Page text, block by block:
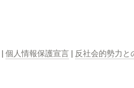
| 個人情報保護宣言 | 反社会的勢力